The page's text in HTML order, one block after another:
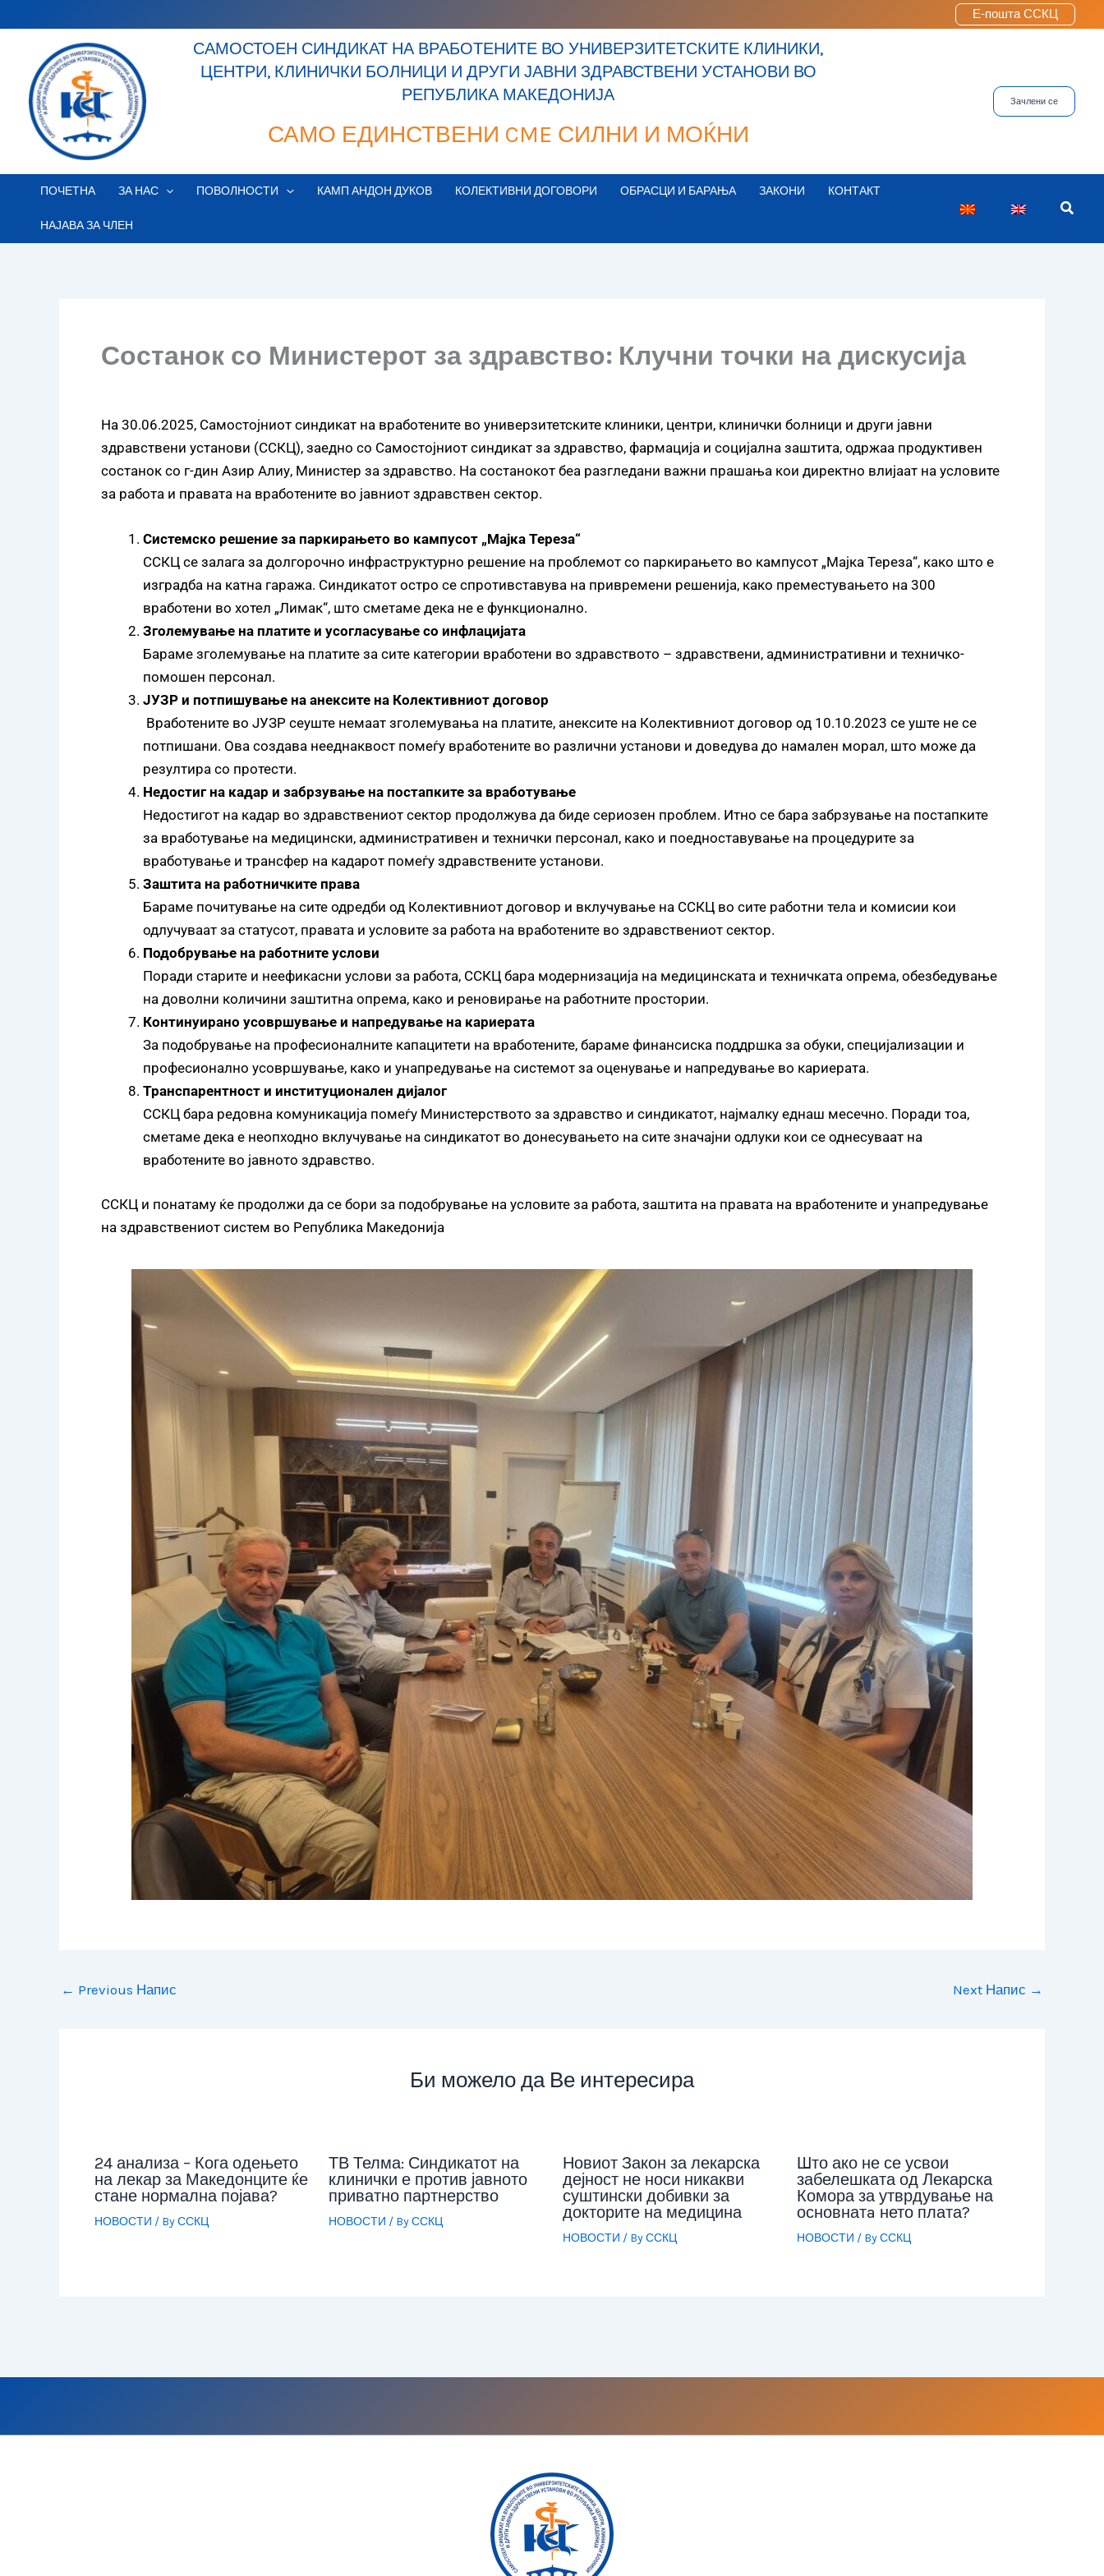
to
content
Е-пошта ССКЦ
САМОСТОЕН СИНДИКАТ НА ВРАБОТЕНИТЕ ВО УНИВЕРЗИТЕТСКИТЕ КЛИНИКИ,
ЦЕНТРИ, КЛИНИЧКИ БОЛНИЦИ И ДРУГИ ЈАВНИ ЗДРАВСТВЕНИ УСТАНОВИ ВО
РЕПУБЛИКА МАКЕДОНИЈА
САМО ЕДИНСТВЕНИ CME СИЛНИ И МОЌНИ
Зачлени се
ПОЧЕТНА ЗА НАС ПОВОЛНОСТИ КАМП АНДОН ДУКОВ КОЛЕКТИВНИ ДОГОВОРИ ОБРАСЦИ И БАРАЊА ЗАКОНИ КОНТАКТ
НАЈАВА ЗА ЧЛЕН
Состанок со Министерот за здравство: Клучни точки на дискусија
На 30.06.2025, Самостојниот синдикат на вработените во универзитетските клиники, центри, клинички болници и други јавни
здравствени установи (ССКЦ), заедно со Самостојниот синдикат за здравство, фармација и социјална заштита, одржаа продуктивен
состанок со г-дин Азир Алиу, Министер за здравство. На состанокот беа разгледани важни прашања кои директно влијаат на условите
за работа и правата на вработените во јавниот здравствен сектор.
Системско решение за паркирањето во кампусот „Мајка Тереза“
ССКЦ се залага за долгорочно инфраструктурно решение на проблемот со паркирањето во кампусот „Мајка Тереза“, како што е
изградба на катна гаража. Синдикатот остро се спротивставува на привремени решенија, како преместувањето на 300
вработени во хотел „Лимак“, што сметаме дека не е функционално.
Зголемување на платите и усогласување со инфлацијата
Бараме зголемување на платите за сите категории вработени во здравството – здравствени, административни и техничко-
помошен персонал.
ЈУЗР и потпишување на анексите на Колективниот договор
Вработените во ЈУЗР сеуште немаат зголемувања на платите, анексите на Колективниот договор од 10.10.2023 се уште не се
потпишани. Ова создава нееднаквост помеѓу вработените во различни установи и доведува до намален морал, што може да
резултира со протести.
Недостиг на кадар и забрзување на постапките за вработување
Недостигот на кадар во здравствениот сектор продолжува да биде сериозен проблем. Итно се бара забрзување на постапките
за вработување на медицински, административен и технички персонал, како и поедноставување на процедурите за
вработување и трансфер на кадарот помеѓу здравствените установи.
Заштита на работничките права
Бараме почитување на сите одредби од Колективниот договор и вклучување на ССКЦ во сите работни тела и комисии кои
одлучуваат за статусот, правата и условите за работа на вработените во здравствениот сектор.
Подобрување на работните услови
Поради старите и неефикасни услови за работа, ССКЦ бара модернизација на медицинската и техничката опрема, обезбедување
на доволни количини заштитна опрема, како и реновирање на работните простории.
Континуирано усовршување и напредување на кариерата
За подобрување на професионалните капацитети на вработените, бараме финансиска поддршка за обуки, специјализации и
професионално усовршување, како и унапредување на системот за оценување и напредување во кариерата.
Транспарентност и институционален дијалог
ССКЦ бара редовна комуникација помеѓу Министерството за здравство и синдикатот, најмалку еднаш месечно. Поради тоа,
сметаме дека е неопходно вклучување на синдикатот во донесувањето на сите значајни одлуки кои се однесуваат на
вработените во јавното здравство.
ССКЦ и понатаму ќе продолжи да се бори за подобрување на условите за работа, заштита на правата на вработените и унапредување
на здравствениот систем во Република Македонија
← Previous Напис Next Напис →
Би можело да Ве интересира
24 анализа – Кога одењето
на лекар за Македонците ќе
стане нормална појава?
НОВОСТИ / ByССКЦ
ТВ Телма: Синдикатот на
клинички е против јавното
приватно партнерство
НОВОСТИ / ByССКЦ
Новиот Закон за лекарска
дејност не носи никакви
суштински добивки за
докторите на медицина
НОВОСТИ / ByССКЦ
Што ако не се усвои
забелешката од Лекарска
Комора за утврдување на
основнатa нето плата?
НОВОСТИ / ByССКЦ